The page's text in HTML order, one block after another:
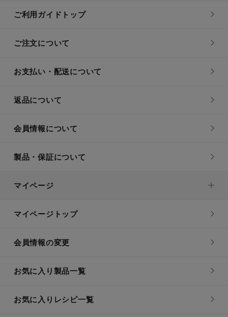
ご利用ガイドトップ
ご注文について
お支払い・配送について
返品について
会員情報について
製品・保証について
マイページ
マイページトップ
会員情報の変更
お気に入り製品一覧
お気に入りレシピ一覧